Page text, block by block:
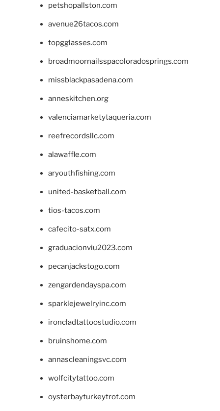
petshopallston.com
avenue26tacos.com
topgglasses.com
broadmoornailsspacoloradosprings.com
missblackpasadena.com
anneskitchen.org
valenciamarketytaqueria.com
reefrecordsllc.com
alawaffle.com
aryouthfishing.com
united-basketball.com
tios-tacos.com
cafecito-satx.com
graduacionviu2023.com
pecanjackstogo.com
zengardendayspa.com
sparklejewelryinc.com
ironcladtattoostudio.com
bruinshome.com
annascleaningsvc.com
wolfcitytattoo.com
oysterbayturkeytrot.com